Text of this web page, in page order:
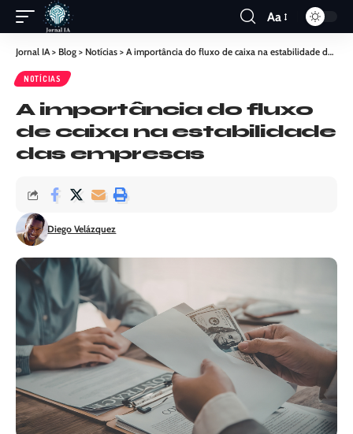
Aa
Jornal IA> Blog > Notícias > A importância do fluxo de caixa na estabilidade das empresas
NOTÍCIAS
A importância do fluxo
de caixa na estabilidade
das empresas
Diego Velázquez